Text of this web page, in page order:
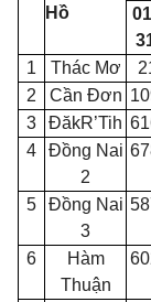
Hồ
1
Thác Mơ
2
Cần Đơn
3
ĐăkR’Tih
4
Đồng Nai
2
5
Đồng Nai
3
6
Hàm
Thuận